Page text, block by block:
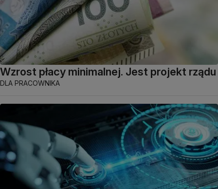
Wzrost płacy minimalnej. Jest projekt rządu
DLA PRACOWNIKA